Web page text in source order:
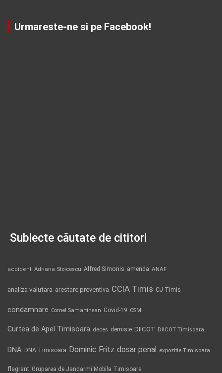
Urmareste-ne si pe Facebook!
Subiecte căutate de cititori
accident Adriana Stoicescu Alfred Simonis amenda ANAF
analiza valutara arestare preventiva CCIA Timis CJ Timis
condamnare Cornel Samartinean Covid-19 CSM
Curtea de Apel Timisoara deces demisie DIICOT DIICOT Timisoara
DNA DNA Timisoara Dominic Fritz dosar penal expozitie Timisoara
flagrant Gruparea de Jandarmi Mobila Timisoara